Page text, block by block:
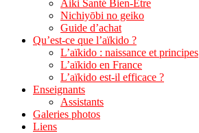
Aiki Santé Bien-Être
Nichiyōbi no geiko
Guide d’achat
Qu’est-ce que l’aïkido ?
L’aïkido : naissance et principes
L’aïkido en France
L’aïkido est-il efficace ?
Enseignants
Assistants
Galeries photos
Liens